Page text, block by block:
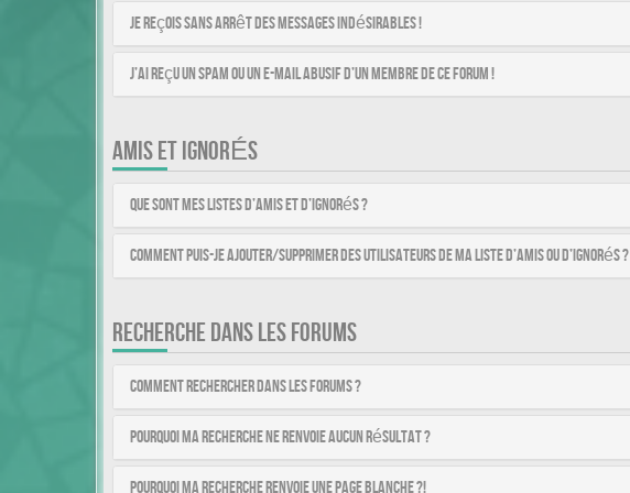
Je reçois sans arrêt des messages indésirables !
J’ai reçu un spam ou un e-mail abusif d’un membre de ce forum !
AMIS ET IGNORÉS
Que sont mes listes d’amis et d’ignorés ?
Comment puis-je ajouter/supprimer des utilisateurs de ma liste d’amis ou d’ignorés ?
RECHERCHE DANS LES FORUMS
Comment rechercher dans les forums ?
Pourquoi ma recherche ne renvoie aucun résultat ?
Pourquoi ma recherche renvoie une page blanche ?!